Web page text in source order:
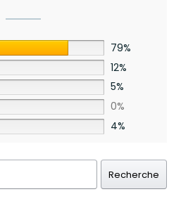
79%
12%
5%
0%
4%
Recherche